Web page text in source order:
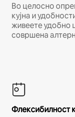
Во целосно
кујна и
живеете удобно
совршена
Флексибилност